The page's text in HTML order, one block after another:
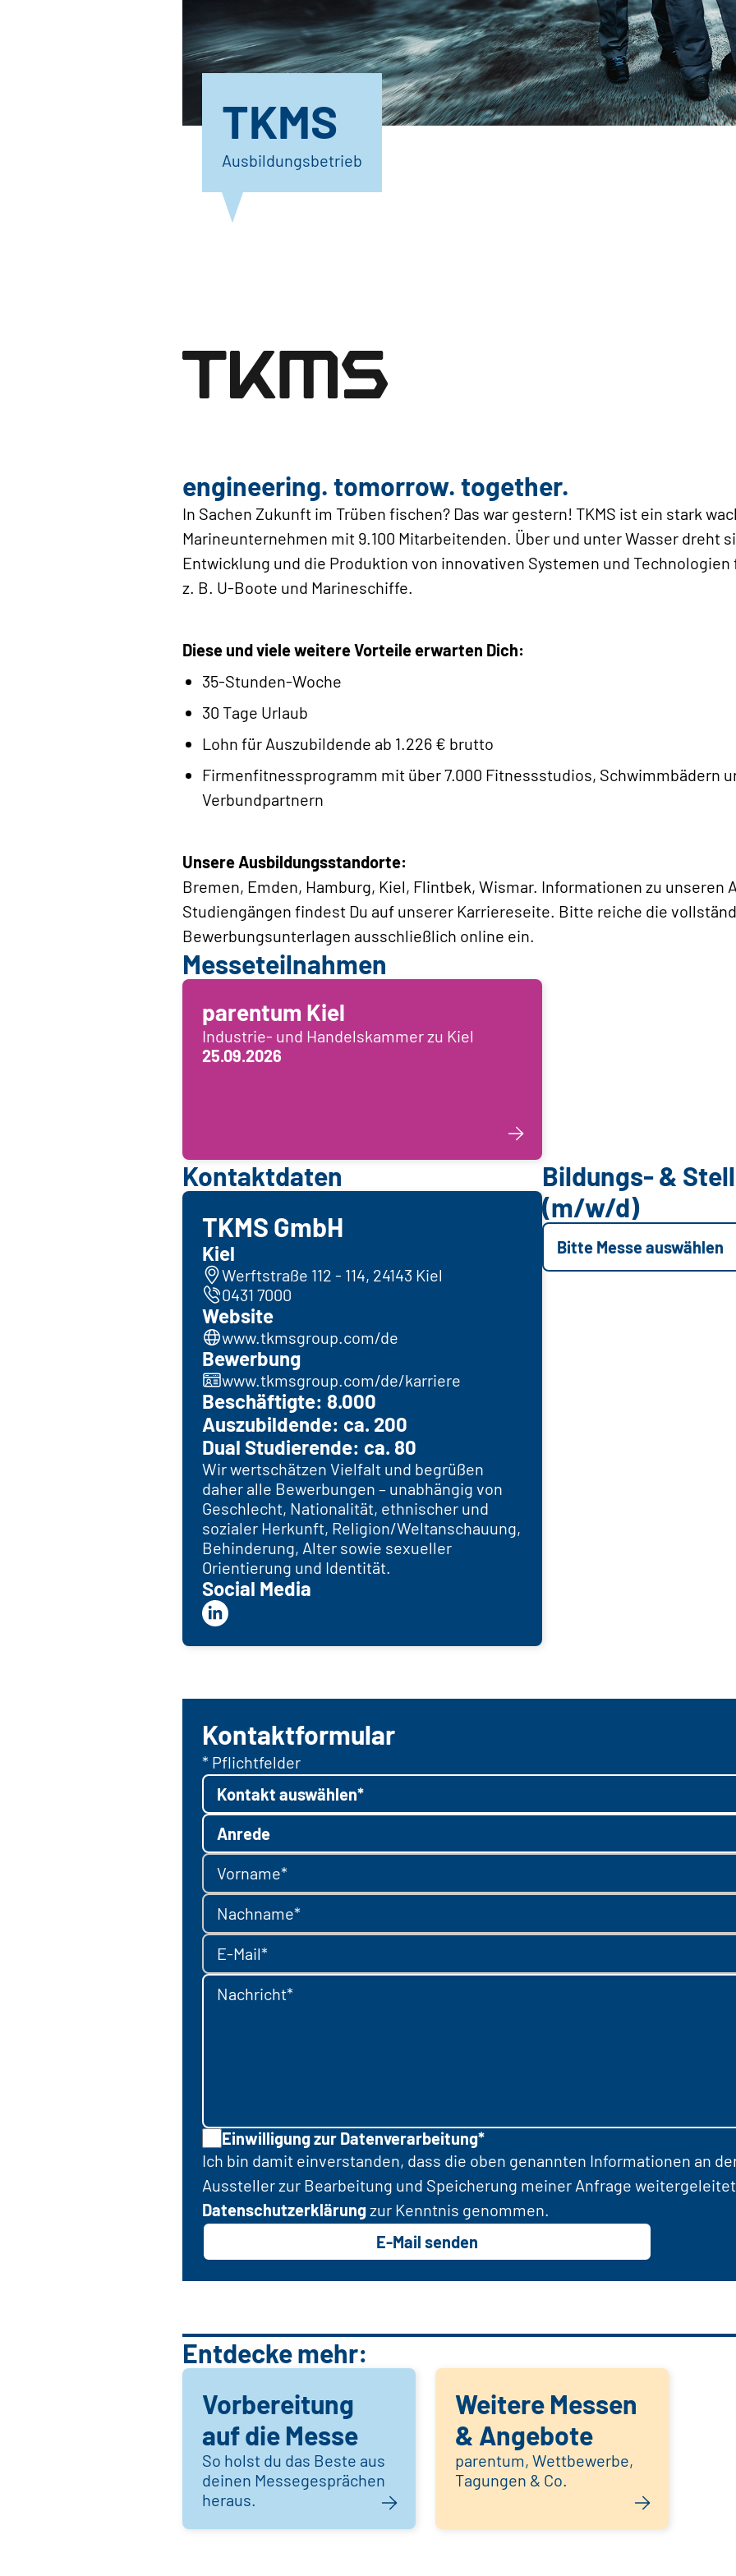
TKMS
Ausbildungsbetrieb
engineering. tomorrow. together.
In Sachen Zukunft im Trüben fischen? Das war gestern! TKMS ist ein stark
Marineunternehmen mit 9.100 Mitarbeitenden. Über und unter Wasser dreht
Entwicklung und die Produktion von innovativen Systemen und
z. B. U-Boote und Marineschiffe.
Diese und viele weitere Vorteile erwarten Dich:
35-Stunden-Woche
30 Tage Urlaub
Lohn für Auszubildende ab 1.226 € brutto
Firmenfitnessprogramm mit über 7.000 Fitnessstudios, Schwimmbädern
Verbundpartnern
Unsere Ausbildungsstandorte:
Bremen, Emden, Hamburg, Kiel, Flintbek, Wismar. Informationen zu unseren
Studiengängen findest Du auf unserer Karriereseite. Bitte reiche die
Bewerbungsunterlagen ausschließlich online ein.
Messeteilnahmen
parentum Kiel
Industrie- und Handelskammer zu Kiel
25.09.2026
Kontaktdaten
TKMS GmbH
Kiel
Werftstraße 112 - 114, 24143 Kiel
0431 7000
Website
www.tkmsgroup.com/de
Bewerbung
www.tkmsgroup.com/de/karriere
Beschäftigte: 8.000
Auszubildende: ca. 200
Dual Studierende: ca. 80
Wir wertschätzen Vielfalt und begrüßen
daher alle Bewerbungen – unabhängig von
Geschlecht, Nationalität, ethnischer und
sozialer Herkunft, Religion/Weltanschauung,
Behinderung, Alter sowie sexueller
Orientierung und Identität.
Social Media
Bildungs- &
(m/w/d)
Bitte Messe auswählen
Kontaktformular
* Pflichtfelder
Kontakt auswählen*
Anrede
Vorname*
Nachname*
E-Mail*
Nachricht*
Einwilligung zur Datenverarbeitung*
Ich bin damit einverstanden, dass die oben genannten Informationen an
Aussteller zur Bearbeitung und Speicherung meiner Anfrage
Datenschutzerklärungzur Kenntnis genommen.
E-Mail senden
Entdecke mehr:
Vorbereitung
auf die Messe
So holst du das Beste aus
deinen Messegesprächen
heraus.
Weitere Messen
& Angebote
parentum, Wettbewerbe,
Tagungen & Co.